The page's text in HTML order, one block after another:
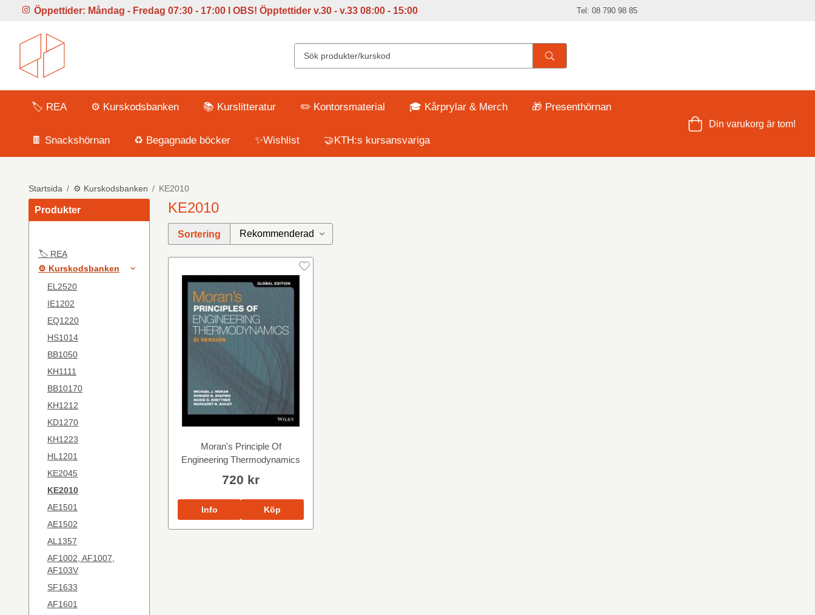
Öppettider: Måndag - Fredag 07:30 - 17:00 l OBS! Öpptettider v.30 - v.33 08:00 - 15:00 Tel: 08 790 98 85
🏷️ REA ⚙️ Kurskodsbanken 📚 Kurslitteratur ✏️ Kontorsmaterial 🎓 Kårprylar & Merch 🎁 Presenthörnan
🍫 Snackshörnan ♻️ Begagnade böcker ✨Wishlist 🤝KTH:s kursansvariga
Din varukorg är tom!
Startsida / ⚙️ Kurskodsbanken / KE2010
Produkter
🏷️ REA
⚙️ Kurskodsbanken
EL2520
IE1202
EQ1220
HS1014
BB1050
KH1111
BB10170
KH1212
KD1270
KH1223
HL1201
KE2045
KE2010
AE1501
AE1502
AL1357
AF1002, AF1007,
AF103V
SF1633
AF1601
KE2010
Sortering
Moran's Principle Of
Engineering Thermodynamics
720 kr
Info Köp